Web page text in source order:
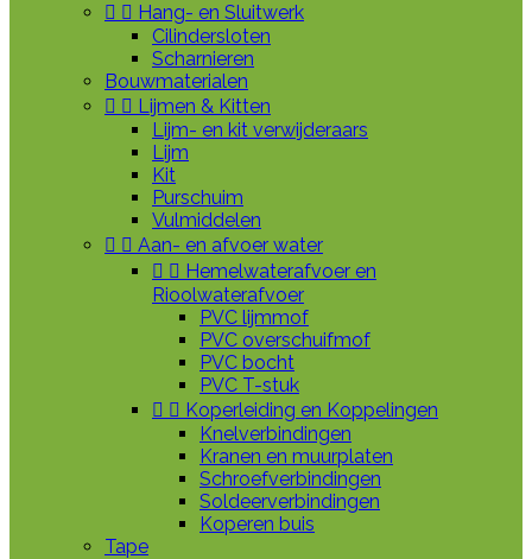
  Hang- en Sluitwerk
Cilindersloten
Scharnieren
Bouwmaterialen
  Lijmen & Kitten
Lijm- en kit verwijderaars
Lijm
Kit
Purschuim
Vulmiddelen
  Aan- en afvoer water
  Hemelwaterafvoer en
Rioolwaterafvoer
PVC lijmmof
PVC overschuifmof
PVC bocht
PVC T-stuk
  Koperleiding en Koppelingen
Knelverbindingen
Kranen en muurplaten
Schroefverbindingen
Soldeerverbindingen
Koperen buis
Tape